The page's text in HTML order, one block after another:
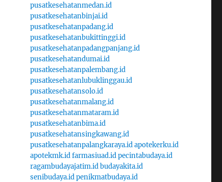
pusatkesehatanmedan.id
pusatkesehatanbinjai.id
pusatkesehatanpadang.id
pusatkesehatanbukittinggi.id
pusatkesehatanpadangpanjang.id
pusatkesehatandumai.id
pusatkesehatanpalembang.id
pusatkesehatanlubuklinggau.id
pusatkesehatansolo.id
pusatkesehatanmalang.id
pusatkesehatanmataram.id
pusatkesehatanbima.id
pusatkesehatansingkawang.id
pusatkesehatanpalangkaraya.idapotekerku.id
apotekmk.idfarmasiuad.idpecintabudaya.id
ragambudayajatim.idbudayakita.id
senibudaya.idpenikmatbudaya.id